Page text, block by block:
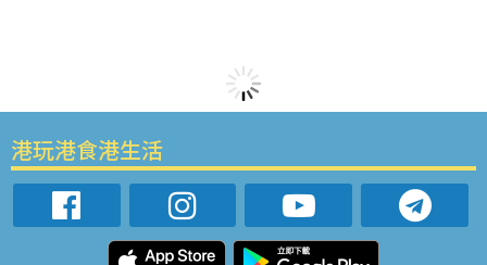
港玩港食港生活